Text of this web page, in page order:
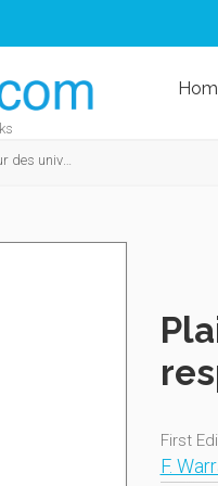
et responsables
First
F.